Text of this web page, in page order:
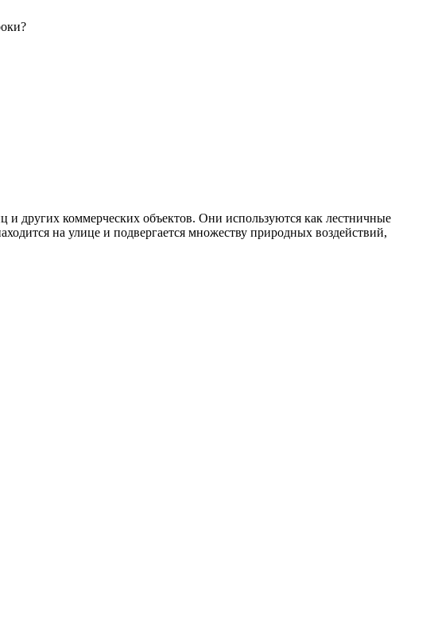
и других коммерческих объектов. Они используются как лестничные
на улице и подвергается множеству природных воздействий,